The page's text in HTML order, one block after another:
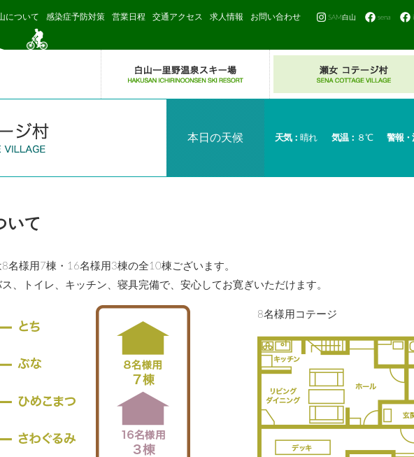
SAM白山 sena
について 感染症予防対策 営業日程 交通アクセス 求人情報 お問い合わせ
本日の天候 天気：晴れ 気温： ８℃ 警報
いて
名様用7棟・16名様用3棟の全10棟ございます。
、トイレ、キッチン、寝具完備で、安心してお寛ぎいただけます。
8名様用コテージ